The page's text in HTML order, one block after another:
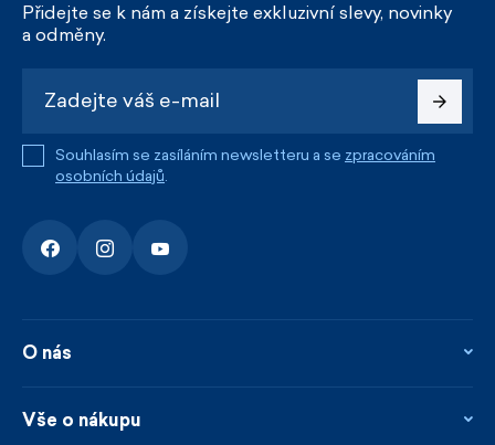
Přidejte se k nám a získejte exkluzivní slevy, novinky
a odměny.
Souhlasím se zasíláním newsletteru a se zpracováním
osobních údajů.
O nás
Kontakty
Vše o nákupu